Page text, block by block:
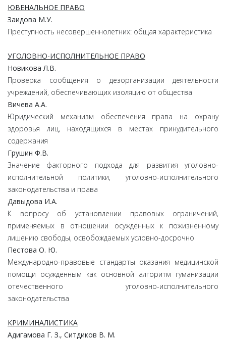
ЮВЕНАЛЬНОЕ ПРАВО
Заидова М.У.
Преступность несовершеннолетних: общая характеристика
УГОЛОВНО-ИСПОЛНИТЕЛЬНОЕ ПРАВО
Новикова Л.В.
Проверка сообщения о дезорганизации деятельности
учреждений, обеспечивающих изоляцию от общества
Вичева А.А.
Юридический механизм обеспечения права на охрану
здоровья лиц, находящихся в местах принудительного
содержания
Грушин Ф.В.
Значение факторного подхода для развития уголовно-
исполнительной политики, уголовно-исполнительного
законодательства и права
Давыдова И.А.
К вопросу об установлении правовых ограничений,
применяемых в отношении осужденных к пожизненному
лишению свободы, освобождаемых условно-досрочно
Пестова О. Ю.
Международно-правовые стандарты оказания медицинской
помощи осужденным как основной алгоритм гуманизации
отечественного уголовно-исполнительного
законодательства
КРИМИНАЛИСТИКА
Адигамова Г. З., Ситдиков В. М.